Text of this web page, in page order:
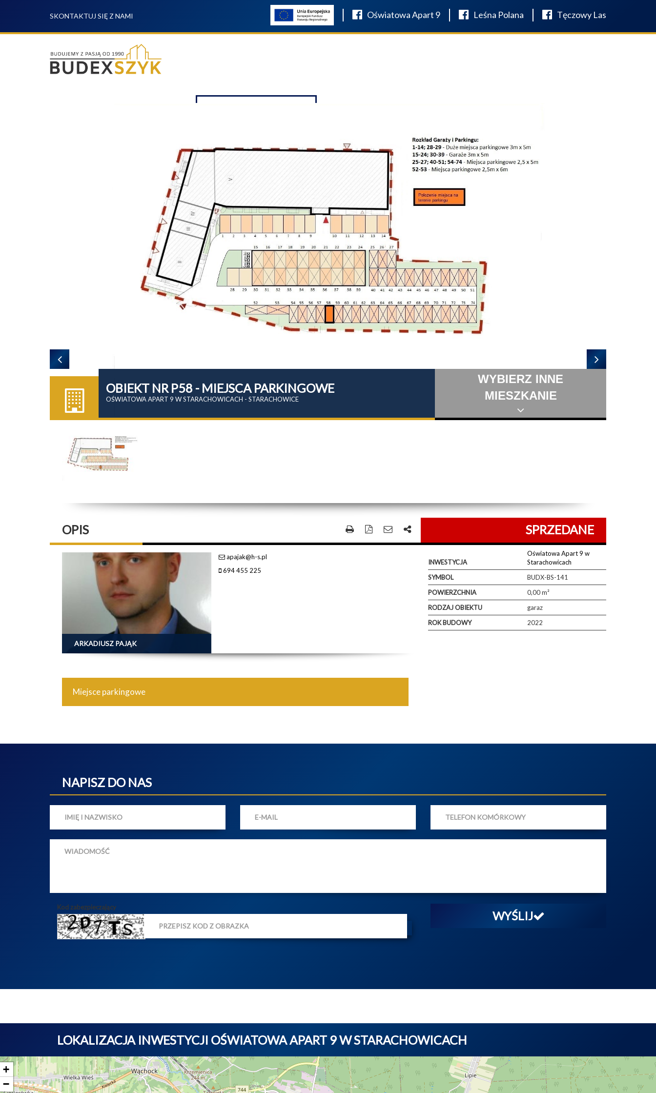
SKONTAKTUJ SIĘ Z NAMI Oświatowa Apart 9 Leśna Polana Tęczowy Las
OBIEKT NR P58 - MIEJSCA PARKINGOWE
OŚWIATOWA APART 9 W STARACHOWICACH - STARACHOWICE
WYBIERZ INNE
MIESZKANIE
OPIS SPRZEDANE
ARKADIUSZ PAJĄK
apajak@h-s.pl
694 455 225
Miejsce parkingowe
INWESTYCJA
Oświatowa Apart 9 w
Starachowicach
SYMBOL
BUDX-BS-141
POWIERZCHNIA
0,00 m²
RODZAJ OBIEKTU
garaz
ROK BUDOWY
2022
NAPISZ DO NAS
Kod zabezpieczający
WYŚLIJ
LOKALIZACJA INWESTYCJI OŚWIATOWA APART 9 W STARACHOWICACH
+
−